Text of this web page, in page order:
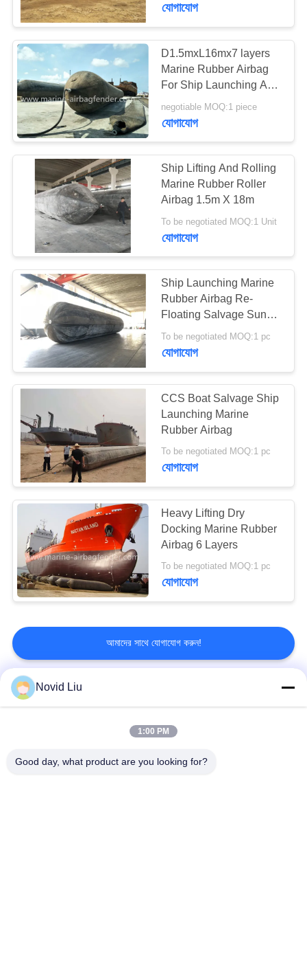
যোগাযোগ
D1.5mxL16mx7 layers
Marine Rubber Airbag
For Ship Launching And
Docking
negotiable MOQ:1 piece
যোগাযোগ
Ship Lifting And Rolling
Marine Rubber Roller
Airbag 1.5m X 18m
To be negotiated MOQ:1 Unit
যোগাযোগ
Ship Launching Marine
Rubber Airbag Re-
Floating Salvage Sunk
Vessel
To be negotiated MOQ:1 pc
যোগাযোগ
CCS Boat Salvage Ship
Launching Marine
Rubber Airbag
To be negotiated MOQ:1 pc
যোগাযোগ
Heavy Lifting Dry
Docking Marine Rubber
Airbag 6 Layers
To be negotiated MOQ:1 pc
যোগাযোগ
আমাদের সাথে যোগাযোগ করুন!
ফেন্ডার
Novid Liu
1:00 PM
Good day, what product are you looking for?